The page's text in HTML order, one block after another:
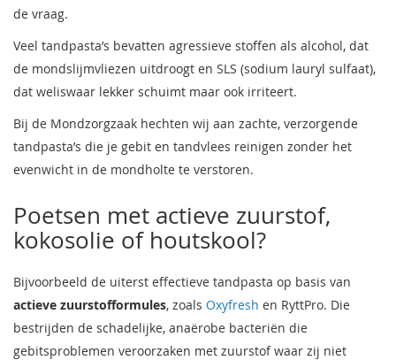
de vraag.
Veel tandpasta’s bevatten agressieve stoffen als alcohol, dat
de mondslijmvliezen uitdroogt en SLS (sodium lauryl sulfaat),
dat weliswaar lekker schuimt maar ook irriteert.
Bij de Mondzorgzaak hechten wij aan zachte, verzorgende
tandpasta’s die je gebit en tandvlees reinigen zonder het
evenwicht in de mondholte te verstoren.
Poetsen met actieve zuurstof,
kokosolie of houtskool?
Bijvoorbeeld de uiterst effectieve tandpasta op basis van
actieve zuurstofformules, zoals Oxyfresh en RyttPro. Die
bestrijden de schadelijke, anaërobe bacteriën die
gebitsproblemen veroorzaken met zuurstof waar zij niet